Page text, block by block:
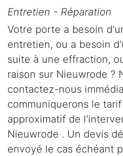
Entretien - Réparation
Votre porte a besoin
entretien, ou a besoin
suite à une effraction,
raison sur Nieuwrode ?
contactez-nous
communiquerons le
approximatif de
Nieuwrode . Un devis
envoyé le cas échéant